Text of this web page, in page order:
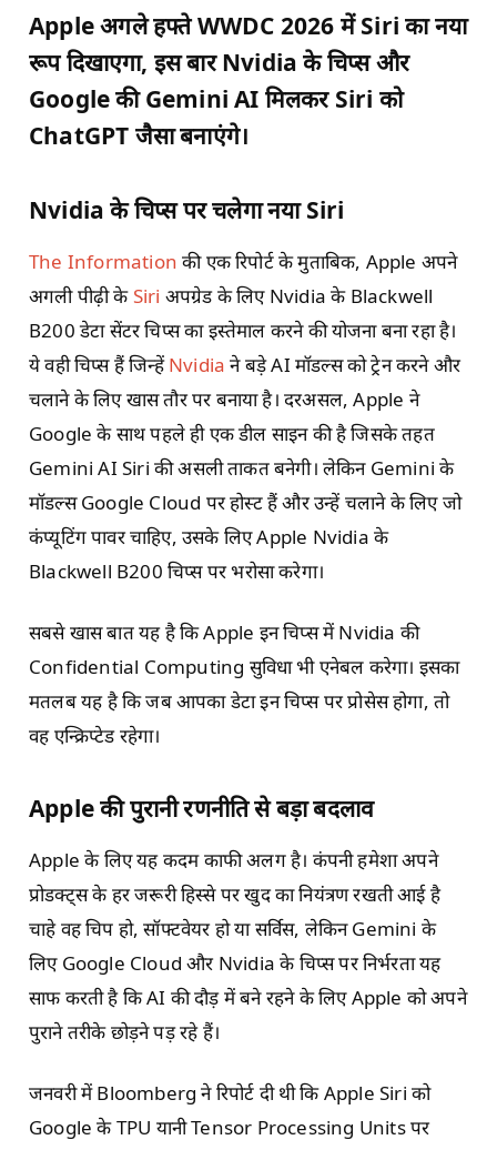
Apple अगले हफ्ते WWDC 2026 में Siri का नया
रूप दिखाएगा, इस बार Nvidia के चिप्स और
Google की Gemini AI मिलकर Siri को
ChatGPT जैसा बनाएंगे।
Nvidia के चिप्स पर चलेगा नया Siri
The Information की एक रिपोर्ट के मुताबिक, Apple अपने
अगली पीढ़ी केSiri अपग्रेड के लिए Nvidia के Blackwell
B200 डेटा सेंटर चिप्स का इस्तेमाल करने की योजना बना रहा है।
ये वही चिप्स हैं जिन्हेंNvidia ने बड़े AI मॉडल्स को ट्रेन करने और
चलाने के लिए खास तौर पर बनाया है। दरअसल, Apple ने
Google के साथ पहले ही एक डील साइन की है जिसके तहत
Gemini AI Siri की असली ताकत बनेगी। लेकिन Gemini के
मॉडल्स Google Cloud पर होस्ट हैं और उन्हें चलाने के लिए जो
कंप्यूटिंग पावर चाहिए, उसके लिए Apple Nvidia के
Blackwell B200 चिप्स पर भरोसा करेगा।
सबसे खास बात यह है कि Apple इन चिप्स में Nvidia की
Confidential Computing सुविधा भी एनेबल करेगा। इसका
मतलब यह है कि जब आपका डेटा इन चिप्स पर प्रोसेस होगा, तो
वह एन्क्रिप्टेड रहेगा।
Apple की पुरानी रणनीति से बड़ा बदलाव
Apple के लिए यह कदम काफी अलग है। कंपनी हमेशा अपने
प्रोडक्ट्स के हर जरूरी हिस्से पर खुद का नियंत्रण रखती आई है
चाहे वह चिप हो, सॉफ्टवेयर हो या सर्विस, लेकिन Gemini के
लिए Google Cloud और Nvidia के चिप्स पर निर्भरता यह
साफ करती है कि AI की दौड़ में बने रहने के लिए Apple को अपने
पुराने तरीके छोड़ने पड़ रहे हैं।
जनवरी में Bloomberg ने रिपोर्ट दी थी कि Apple Siri को
Google के TPU यानी Tensor Processing Units पर